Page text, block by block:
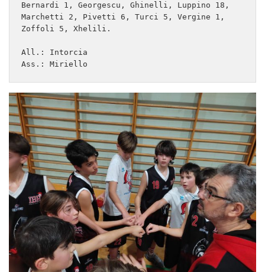
Bernardi 1, Georgescu, Ghinelli, Luppino 18,
Marchetti 2, Pivetti 6, Turci 5, Vergine 1,
Zoffoli 5, Xhelili.
All.: Intorcia